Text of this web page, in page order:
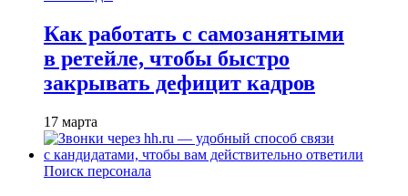
Как работать с самозанятыми
в ретейле, чтобы быстро
закрывать дефицит кадров
17 марта
Поиск персонала